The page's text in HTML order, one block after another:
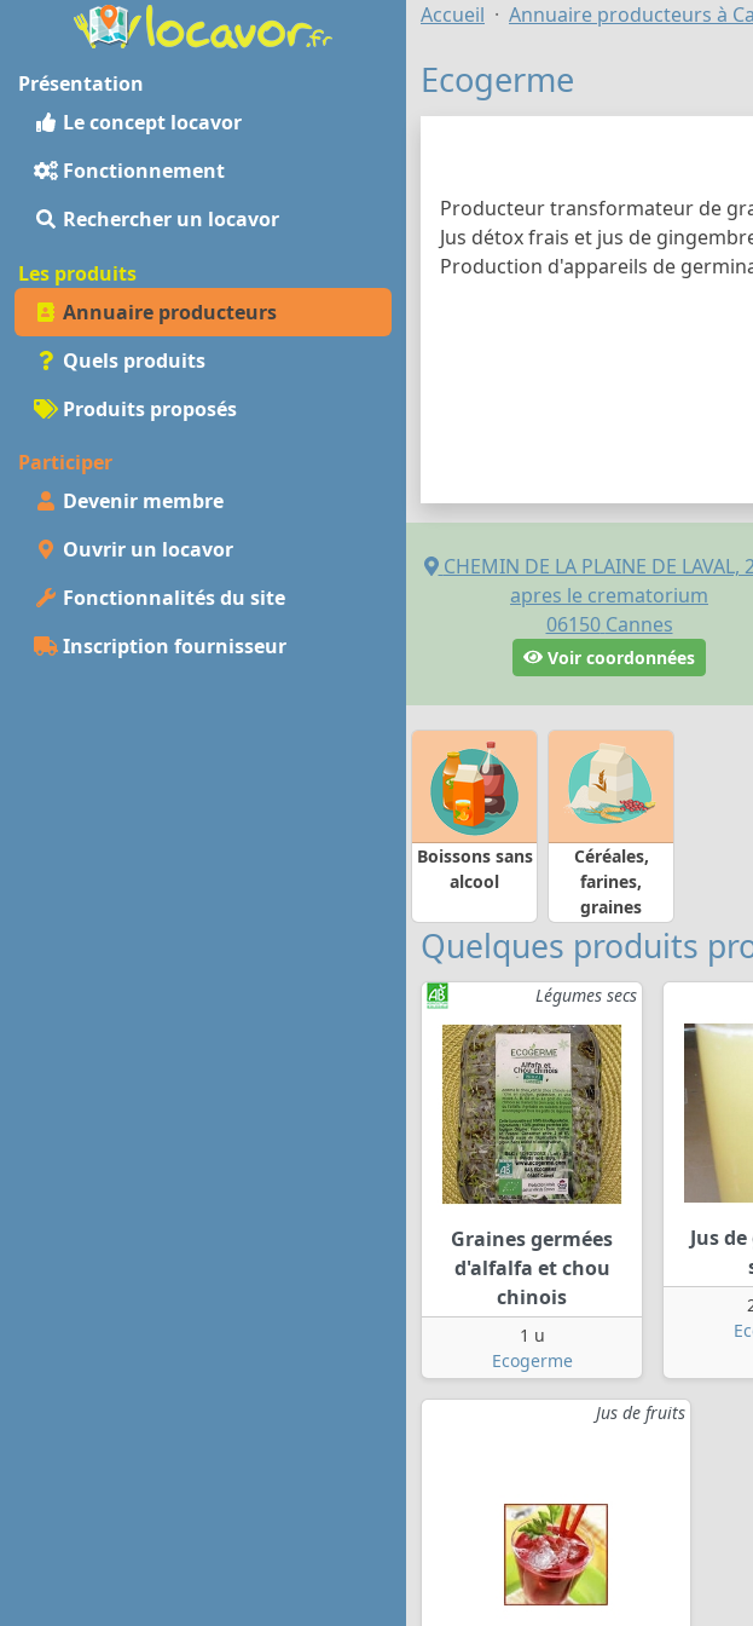
Présentation
Le concept locavor
Fonctionnement
Rechercher un locavor
Les produits
Annuaire producteurs
Quels produits
Produits proposés
Participer
Devenir membre
Ouvrir un locavor
Fonctionnalités du site
Inscription fournisseur
Accueil Annuaire producteurs à
Ecogerme
Producteur transformateur de
Jus détox frais et jus de
Production d'appareils de
CHEMIN DE LA PLAINE DE LAVAL,
apres le crematorium
06150 Cannes
Voir coordonnées
Boissons sans
alcool
Céréales,
farines,
graines
Quelques produits
Légumes secs
Graines germées
d'alfalfa et chou
chinois
1 u
Ecogerme
Jus
Jus de fruits